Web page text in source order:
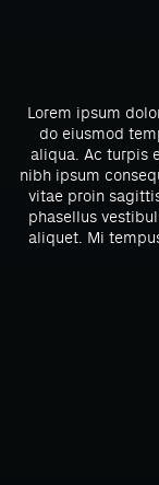
Lorem ipsum
do eiusmod
aliqua. Ac turpis
nibh ipsum
vitae proin
phasellus
aliquet. Mi